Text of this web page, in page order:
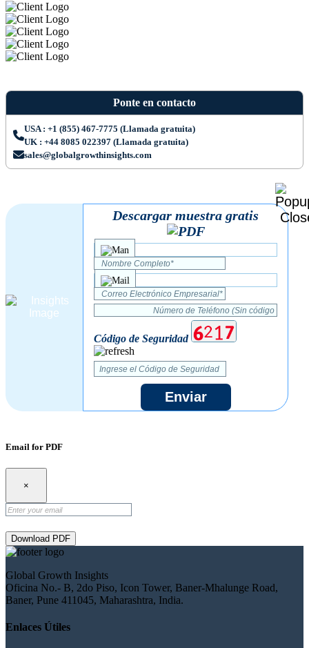
Ponte en contacto
USA : +1 (855) 467-7775 (Llamada gratuita)
UK : +44 8085 022397 (Llamada gratuita)
sales@globalgrowthinsights.com
Descargar muestra gratis
Código de Seguridad
Enviar
Email for PDF
×
Download PDF
Global Growth Insights
Oficina No.- B, 2do Piso, Icon Tower, Baner-Mhalunge Road,
Baner, Pune 411045, Maharashtra, India.
Enlaces Útiles